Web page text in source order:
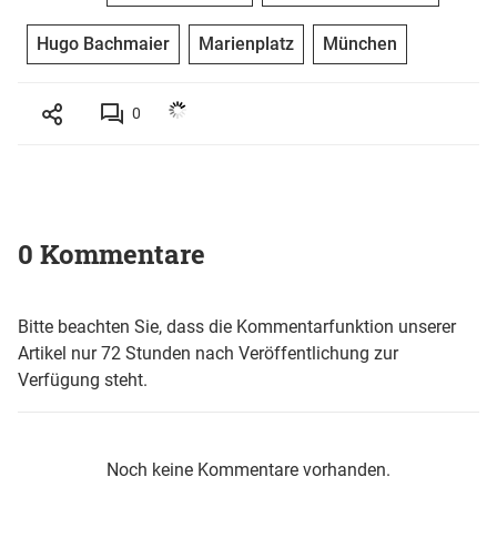
Hugo Bachmaier Marienplatz München
0
0 Kommentare
Bitte beachten Sie, dass die Kommentarfunktion unserer
Artikel nur 72 Stunden nach Veröffentlichung zur
Verfügung steht.
Noch keine Kommentare vorhanden.